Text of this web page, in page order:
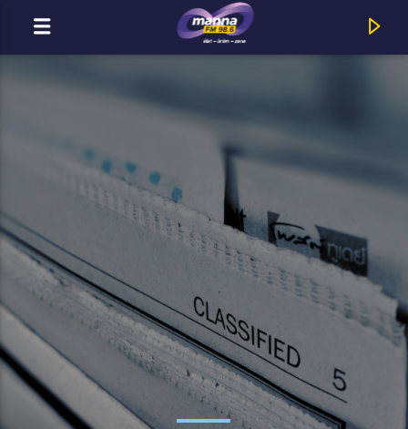
MOST ADÁSBAN
MannaFM
Big Daddy Weave : I Know